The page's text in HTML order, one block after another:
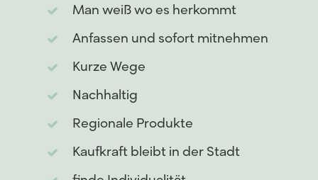
Man weiß wo es herkommt
Anfassen und sofort mitnehmen
Kurze Wege
Nachhaltig
Regionale Produkte
Kaufkraft bleibt in der Stadt